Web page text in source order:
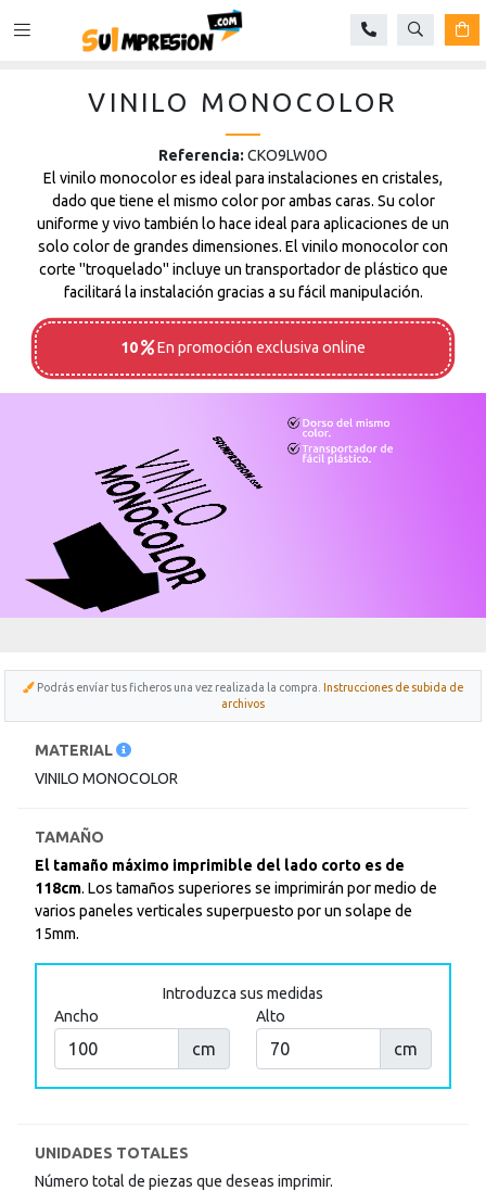
Buscar
VINILO MONOCOLOR
Referencia:CKO9LW0O
El vinilo monocolor es ideal para instalaciones en cristales,
dado que tiene el mismo color por ambas caras. Su color
uniforme y vivo también lo hace ideal para aplicaciones de un
solo color de grandes dimensiones. El vinilo monocolor con
corte "troquelado" incluye un transportador de plástico que
facilitará la instalación gracias a su fácil manipulación.
10 En promoción exclusiva online
Podrás envíar tus ficheros una vez realizada la compra. Instrucciones de subida de
archivos
saber
sobre
característica
haga
click
sobre
símbolo
mostrar
MATERIAL
VINILO MONOCOLOR
TAMAÑO
El tamaño máximo imprimible del lado corto es de
118cm. Los tamaños superiores se imprimirán por medio de
varios paneles verticales superpuesto por un solape de
15mm.
Introduzca sus medidas
Ancho
cm
Alto
cm
UNIDADES TOTALES
Número total de piezas que deseas imprimir.